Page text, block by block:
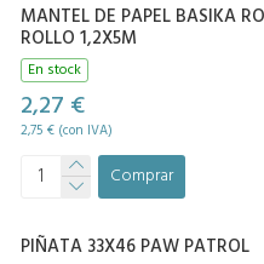
MANTEL DE PAPEL BASIKA
ROLLO 1,2X5M
En stock
2,27 €
2,75 € (con IVA)
Comprar
PIÑATA 33X46 PAW PATROL